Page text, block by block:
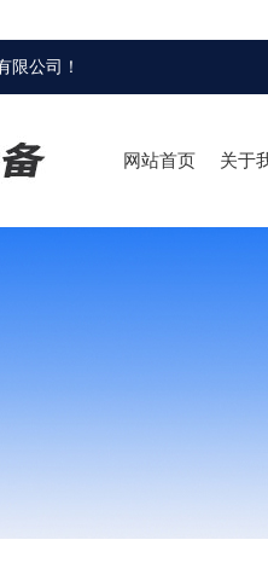
限公司 ！
网站首页 关于